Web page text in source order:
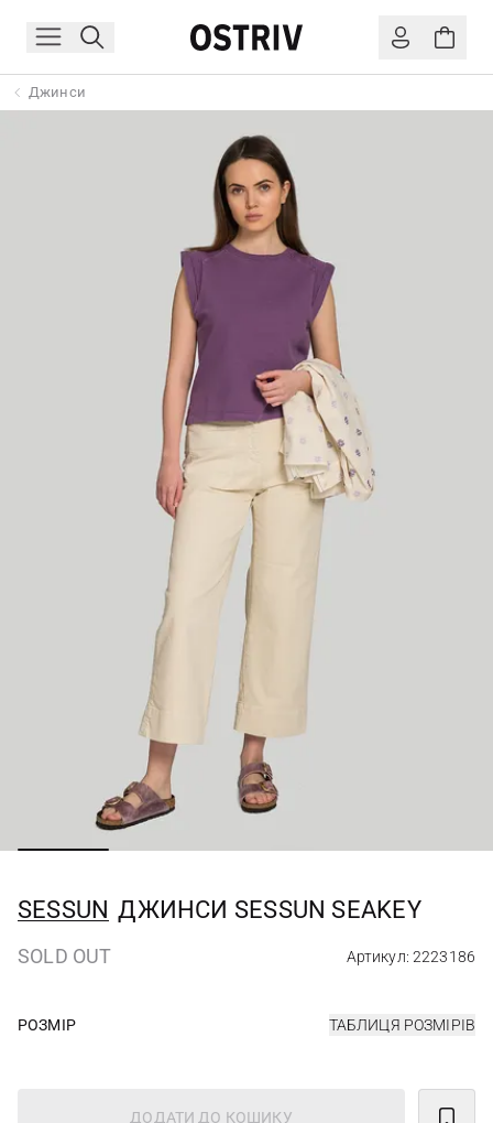
Джинси
SESSUN ДЖИНСИ SESSUN SEAKEY
SOLD OUT Артикул: 2223186
РОЗМІР ТАБЛИЦЯ РОЗМІРІВ
ДОДАТИ ДО КОШИКУ